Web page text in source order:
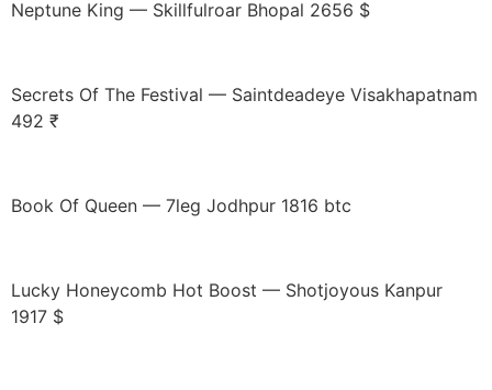
Neptune King — Skillfulroar Bhopal 2656 $
Secrets Of The Festival — Saintdeadeye Visakhapatnam
492 ₹
Book Of Queen — 7leg Jodhpur 1816 btc
Lucky Honeycomb Hot Boost — Shotjoyous Kanpur
1917 $